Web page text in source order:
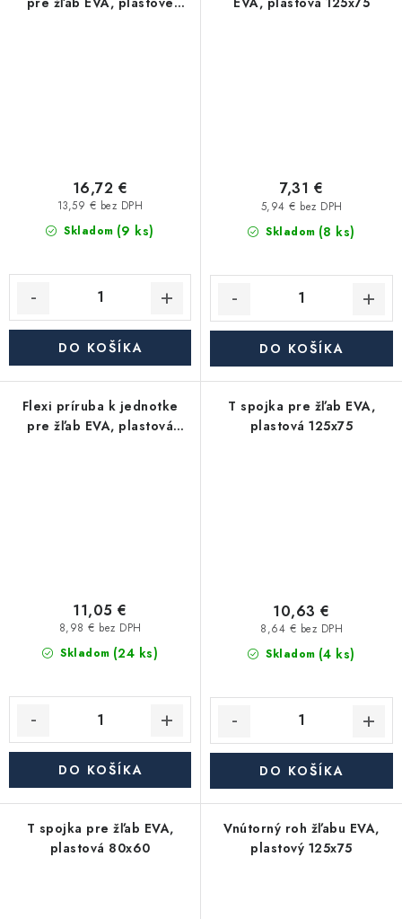
Skladom (9 ks)
13,59 € bez DPH
16,72 €
DO KOŠÍKA
Skladom (8 ks)
5,94 € bez DPH
7,31 €
DO KOŠÍKA
Flexi príruba k jednotke
pre žľab EVA, plastová
Skladom (24 ks)
8,98 € bez DPH
11,05 €
DO KOŠÍKA
T spojka pre žľab EVA,
plastová 125x75
Skladom (4 ks)
8,64 € bez DPH
10,63 €
DO KOŠÍKA
T spojka pre žľab EVA,
plastová 80x60
Vnútorný roh žľabu EVA,
plastový 125x75